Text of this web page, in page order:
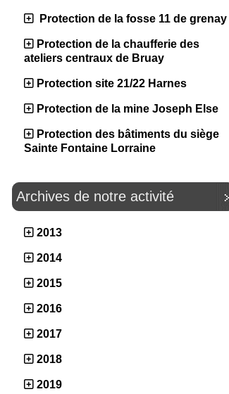
Protection de la fosse 11 de grenay
Protection de la chaufferie des
ateliers centraux de Bruay
Protection site 21/22 Harnes
Protection de la mine Joseph Else
Protection des bâtiments du siège
Sainte Fontaine Lorraine
Archives de notre activité
2013
2014
2015
2016
2017
2018
2019